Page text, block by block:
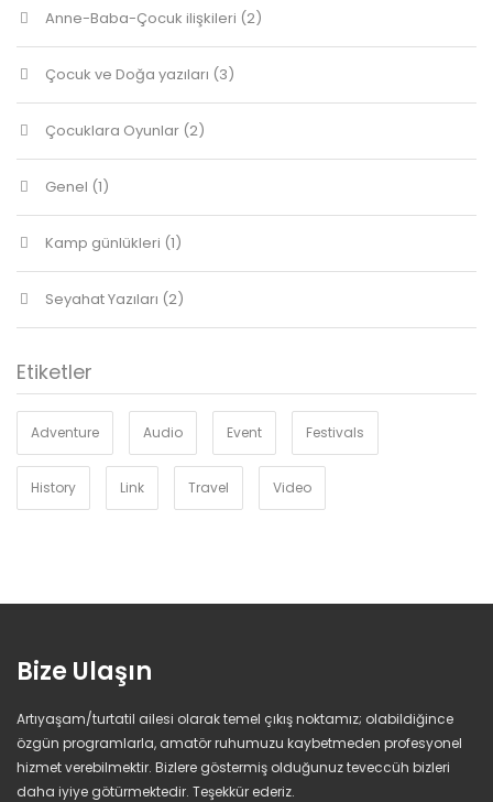
Anne-Baba-Çocuk ilişkileri (2)
Çocuk ve Doğa yazıları (3)
Çocuklara Oyunlar (2)
Genel (1)
Kamp günlükleri (1)
Seyahat Yazıları (2)
Etiketler
Adventure Audio Event Festivals
History Link Travel Video
Bize Ulaşın
Artıyaşam/turtatil ailesi olarak temel çıkış noktamız; olabildiğince
özgün programlarla, amatör ruhumuzu kaybetmeden profesyonel
hizmet verebilmektir. Bizlere göstermiş olduğunuz teveccüh bizleri
daha iyiye götürmektedir. Teşekkür ederiz.